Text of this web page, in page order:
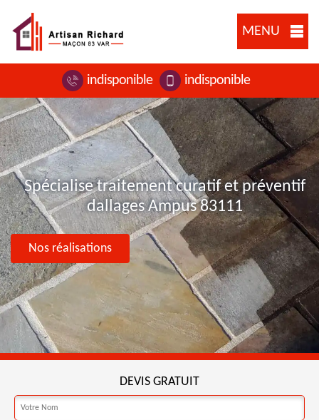
MENU
indisponible indisponible
Spécialise traitement curatif et préventif
dallages Ampus 83111
Nos réalisations
DEVIS GRATUIT